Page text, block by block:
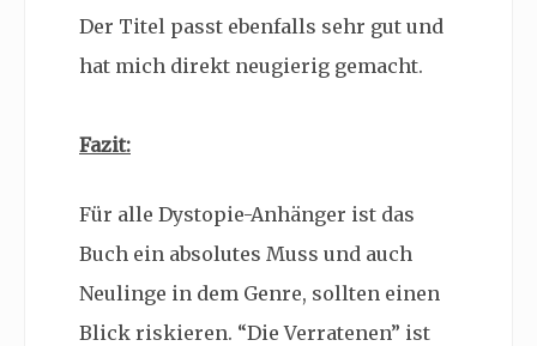
Der Titel passt ebenfalls sehr gut und
hat mich direkt neugierig gemacht.
Fazit:
Für alle Dystopie-Anhänger ist das
Buch ein absolutes Muss und auch
Neulinge in dem Genre, sollten einen
Blick riskieren. “Die Verratenen” ist